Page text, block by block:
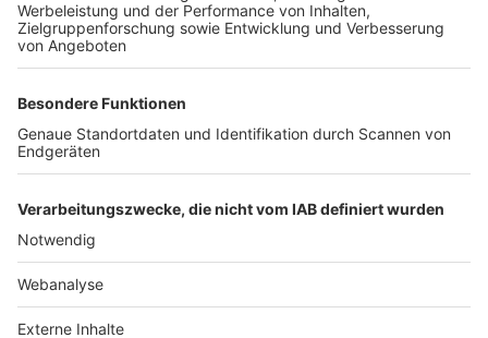
TOP-PARTNER
Nutzungsbedingungen Datenschutz Impressum